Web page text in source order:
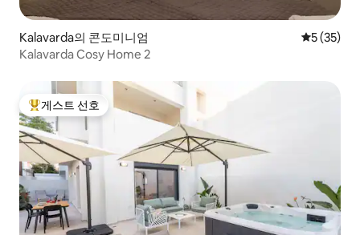
Kalavarda의 콘도미니엄 평점 5점
5 (35)
Kalavarda Cosy Home 2
상위 게스트 선호
게스트 선호